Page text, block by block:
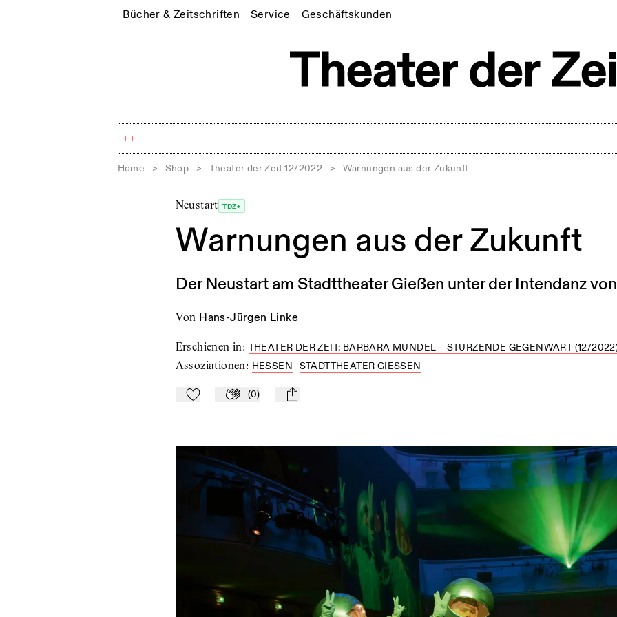
Bücher & Zeitschriften Service Geschäftskunden
++
Home > Shop > Theater der Zeit 12/2022 > Warnungen aus der Zukunft
Neustart TDZ+
Warnungen aus der Zukunft
Der Neustart am Stadttheater Gießen unter der Intendanz
von Hans-Jürgen Linke
Erschienen in: THEATER DER ZEIT: BARBARA MUNDEL – STÜRZENDE GEGENWART (12/
Assoziationen: HESSEN STADTTHEATER GIESSEN
Zu Mein-TdZ hinzufügen
Applaudieren
(0) mail